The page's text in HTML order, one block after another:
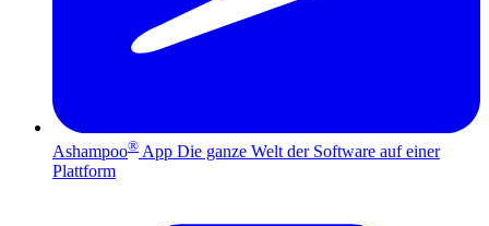
Ashampoo® App Die ganze Welt der Software auf einer
Plattform